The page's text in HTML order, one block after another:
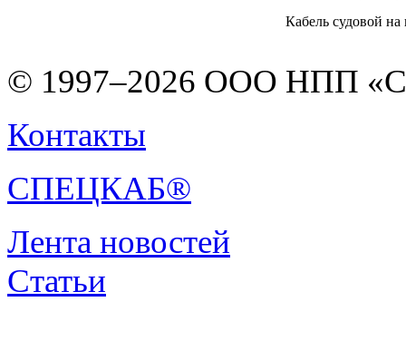
Кабель судовой
© 1997–2026 ООО НПП
Контакты
СПЕЦКАБ®
Лента новостей
Статьи